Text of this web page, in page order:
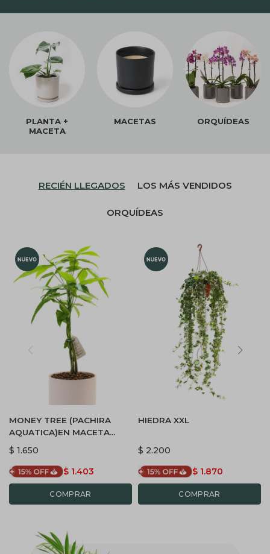
PLANTA +
MACETA
MACETAS ORQUÍDEAS
RECIÉN LLEGADOS LOS MÁS VENDIDOS
ORQUÍDEAS
MONEY TREE (PACHIRA
AQUATICA)EN MACETA
CERAMICA - ROSA
$ 1.650
$ 1.403
HIEDRA XXL
$ 2.200
$ 1.870